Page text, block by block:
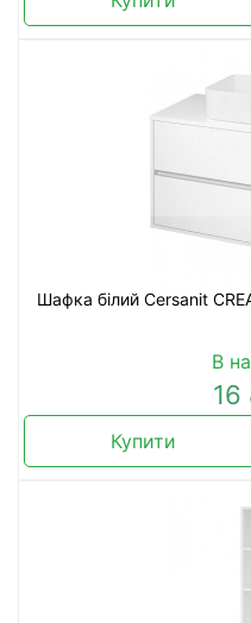
Шафка білий Cersanit
В
16
Купити